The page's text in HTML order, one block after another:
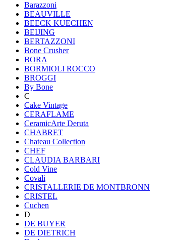
Barazzoni
BEAUVILLE
BEECK KUECHEN
BEIJING
BERTAZZONI
Bone Crusher
BORA
BORMIOLI ROCCO
BROGGI
By Bone
C
Cake Vintage
CERAFLAME
CeramicArte Deruta
CHABRET
Chateau Collection
CHEF
CLAUDIA BARBARI
Cold Vine
Covali
CRISTALLERIE DE MONTBRONN
CRISTEL
Cuchen
D
DE BUYER
DE DIETRICH